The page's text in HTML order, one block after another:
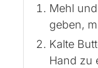
Mehl
geben,
Kalte
Hand zu